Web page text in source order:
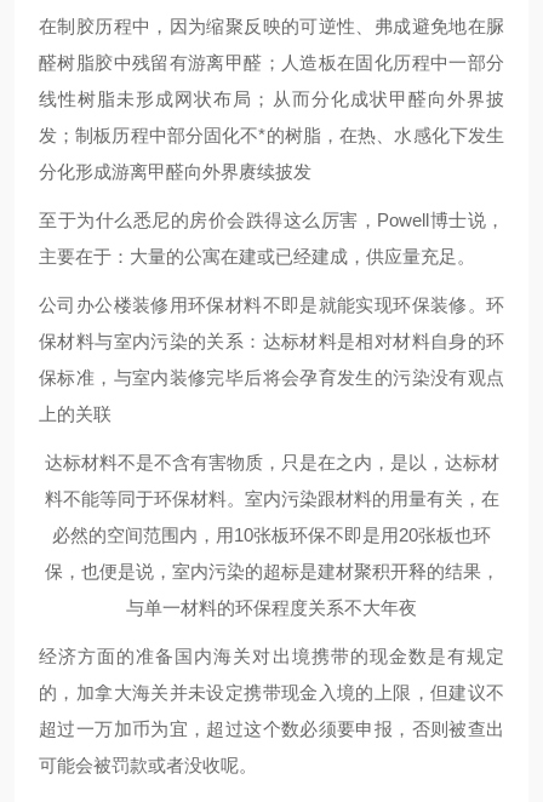
在制胶历程中，因为缩聚反映的可逆性、弗成避免地在脲
醛树脂胶中残留有游离甲醛；人造板在固化历程中一部分
线性树脂未形成网状布局；从而分化成状甲醛向外界披
发；制板历程中部分固化不*的树脂，在热、水感化下发生
分化形成游离甲醛向外界赓续披发
至于为什么悉尼的房价会跌得这么厉害，Powell博士说，
主要在于：大量的公寓在建或已经建成，供应量充足。
公司办公楼装修用环保材料不即是就能实现环保装修。环
保材料与室内污染的关系：达标材料是相对材料自身的环
保标准，与室内装修完毕后将会孕育发生的污染没有观点
上的关联
达标材料不是不含有害物质，只是在之内，是以，达标材
料不能等同于环保材料。室内污染跟材料的用量有关，在
必然的空间范围内，用10张板环保不即是用20张板也环
保，也便是说，室内污染的超标是建材聚积开释的结果，
与单一材料的环保程度关系不大年夜
经济方面的准备国内海关对出境携带的现金数是有规定
的，加拿大海关并未设定携带现金入境的上限，但建议不
超过一万加币为宜，超过这个数必须要申报，否则被查出
可能会被罚款或者没收呢。